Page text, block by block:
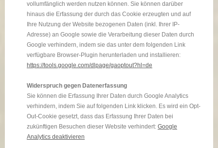
vollumfänglich werden nutzen können. Sie können darüber
hinaus die Erfassung der durch das Cookie erzeugten und auf
Ihre Nutzung der Website bezogenen Daten (inkl. Ihrer IP-
Adresse) an Google sowie die Verarbeitung dieser Daten durch
Google verhindern, indem sie das unter dem folgenden Link
verfügbare Browser-Plugin herunterladen und installieren:
https://tools.google.com/dlpage/gaoptout?hl=de
Widerspruch gegen Datenerfassung
Sie können die Erfassung Ihrer Daten durch Google Analytics
verhindern, indem Sie auf folgenden Link klicken. Es wird ein Opt-
Out-Cookie gesetzt, dass das Erfassung Ihrer Daten bei
zukünftigen Besuchen dieser Website verhindert: Google
Analytics deaktivieren